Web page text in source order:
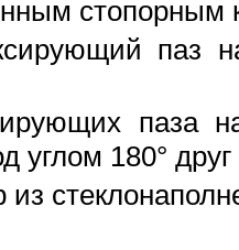
стопорным
паз
паза
углом 180° друг
из